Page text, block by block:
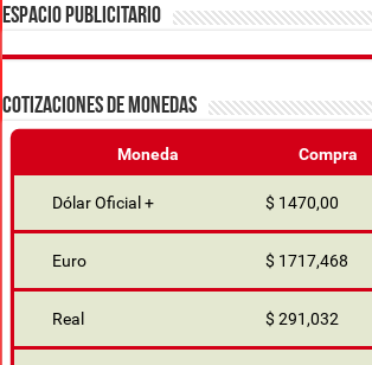
ESPACIO PUBLICITARIO
COTIZACIONES DE MONEDAS
Moneda Compra
Dólar Oficial + $ 1470,00
Euro $ 1717,468
Real $ 291,032